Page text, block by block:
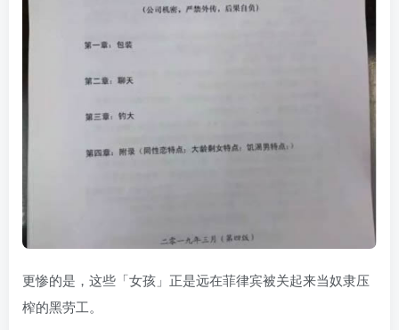
更惨的是，这些「女孩」正是远在菲律宾被关起来当奴隶压
榨的黑劳工。